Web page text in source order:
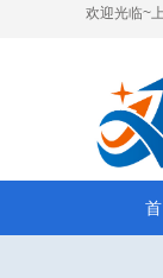
欢迎光临~